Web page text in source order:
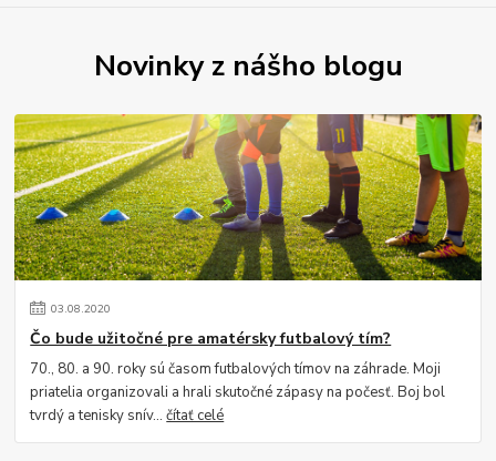
Novinky z nášho blogu
03.08.2020
Čo bude užitočné pre amatérsky futbalový tím?
70., 80. a 90. roky sú časom futbalových tímov na záhrade. Moji
priatelia organizovali a hrali skutočné zápasy na počesť. Boj bol
tvrdý a tenisky snív...čítať celé